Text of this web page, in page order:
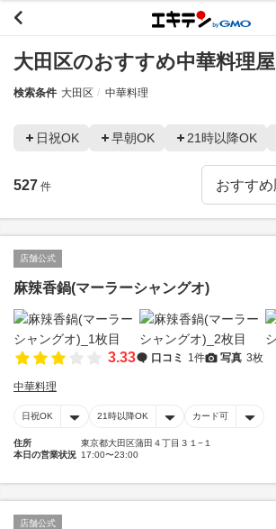
大田区のおすすめ中華料理屋
検索条件 大田区 中華料理
日祝OK 早朝OK 21時以降OK
527 件
店舗公式
麻辣香鍋(マーラーシャングオ)
3.33 口コミ 1件 写真 3枚
中華料理
日祝OK 21時以降OK カード可
住所
東京都大田区蒲田４丁目３１−１
本日の営業状況 17:00〜23:00
店舗公式